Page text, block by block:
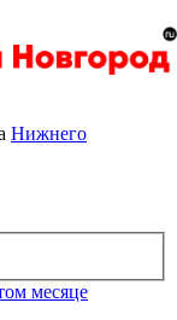
Нижнего
месяце